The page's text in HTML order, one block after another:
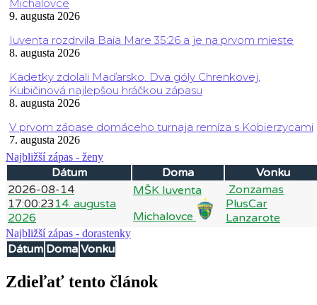
Michalovce
9. augusta 2026
Iuventa rozdrvila Baia Mare 35:26 a je na prvom mieste
8. augusta 2026
Kadetky zdolali Maďarsko. Dva góly Chrenkovej,
Kubičinová najlepšou hráčkou zápasu
8. augusta 2026
V prvom zápase domáceho turnaja remíza s Kobierzycami
7. augusta 2026
Najbližší zápas - ženy
Dátum Doma
Vonku
2026-08-14
17:00:23 14. augusta
2026
MŠK Iuventa
Michalovce
Zonzamas
PlusCar
Lanzarote
Najbližší zápas - dorastenky
Dátum Doma Vonku
Zdieľať tento článok